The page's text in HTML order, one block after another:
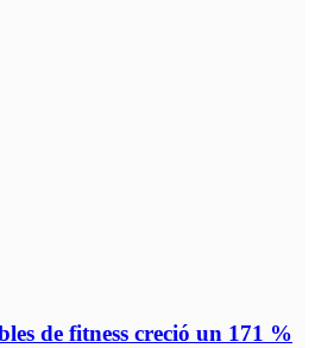
de fitness creció un 171 %